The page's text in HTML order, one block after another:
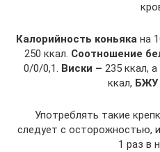
Калорийность коньяка на
250 ккал. Соотношение
0/0/0,1. Виски – 235 ккал, а
ккал, БЖУ
Употреблять такие
следует с осторожностью,
1 раз в